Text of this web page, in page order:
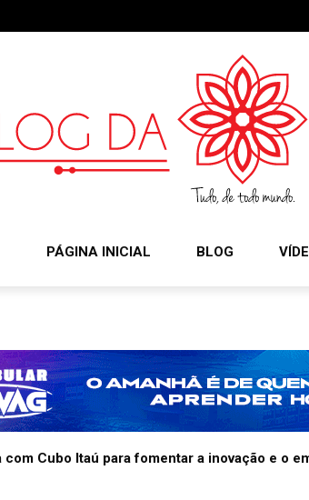
PÁGINA INICIAL BLOG
Cubo Itaú para fomentar a inovação e o